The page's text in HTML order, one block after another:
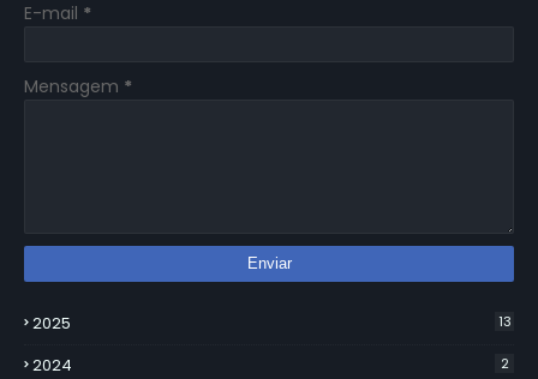
E-mail *
Mensagem *
2025 13
2024 2